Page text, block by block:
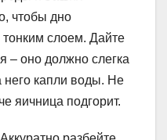
чтобы дно
слоем. Дайте
– оно должно слегка
него капли воды. Не
яичница подгорит.